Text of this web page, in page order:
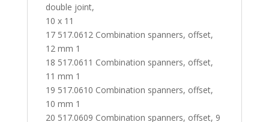
double joint,
10 x 11
17 517.0612 Combination spanners, offset,
12 mm 1
18 517.0611 Combination spanners, offset,
11 mm 1
19 517.0610 Combination spanners, offset,
10 mm 1
20 517.0609 Combination spanners, offset, 9